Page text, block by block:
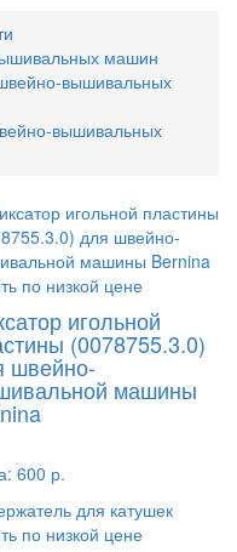
машин
вышивальных
вышивальных
игольной
(0078755.3.0)
швейно-
машины
600 р.